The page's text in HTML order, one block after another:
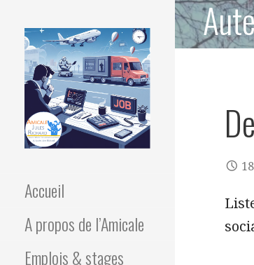
Accueil
A propos de l’Amicale
Emplois & stages